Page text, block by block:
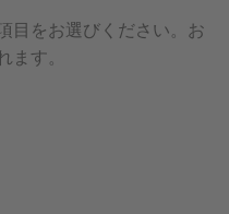
目をお選びください。お
す。